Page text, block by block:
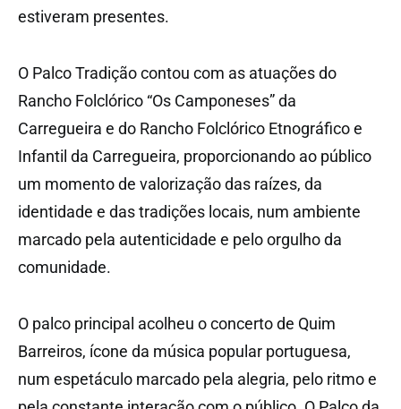
estiveram presentes.
O Palco Tradição contou com as atuações do
Rancho Folclórico “Os Camponeses” da
Carregueira e do Rancho Folclórico Etnográfico e
Infantil da Carregueira, proporcionando ao público
um momento de valorização das raízes, da
identidade e das tradições locais, num ambiente
marcado pela autenticidade e pelo orgulho da
comunidade.
O palco principal acolheu o concerto de Quim
Barreiros, ícone da música popular portuguesa,
num espetáculo marcado pela alegria, pelo ritmo e